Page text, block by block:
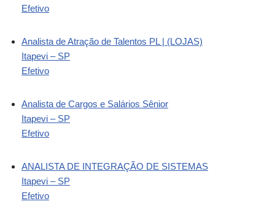
Efetivo
Analista de Atração de Talentos PL | (LOJAS)
Itapevi – SP
Efetivo
Analista de Cargos e Salários Sênior
Itapevi – SP
Efetivo
ANALISTA DE INTEGRAÇÃO DE SISTEMAS
Itapevi – SP
Efetivo